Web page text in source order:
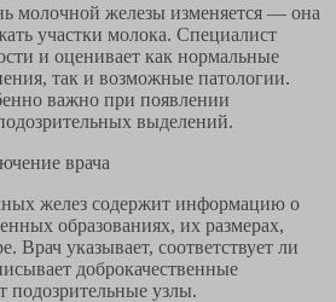
молочной железы изменяется — она
участки молока. Специалист
и оценивает как нормальные
так и возможные патологии.
важно при появлении
выделений.
врача
желез содержит информацию о
образованиях, их размерах,
Врач указывает, соответствует ли
доброкачественные
подозрительные узлы.